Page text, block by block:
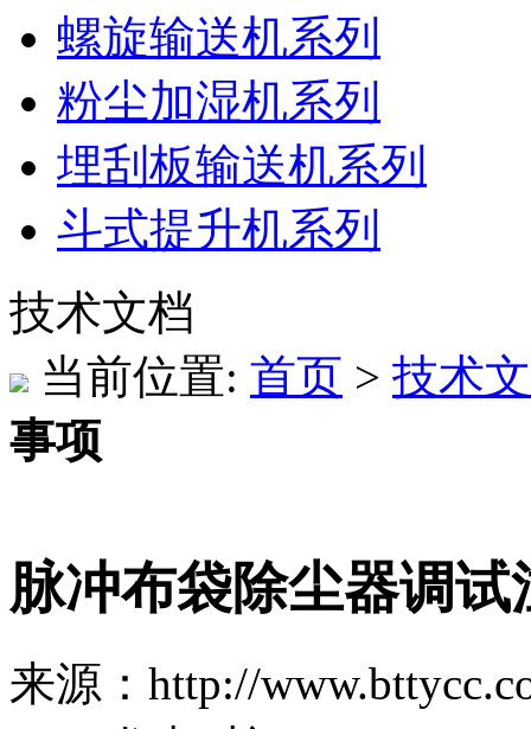
螺旋输送机系列
粉尘加湿机系列
埋刮板输送机系列
斗式提升机系列
技术文档
当前位置: 首页 > 技术
事项
脉冲布袋除尘器调试
来源：http://